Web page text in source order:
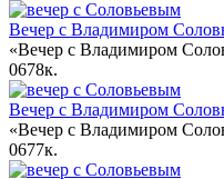
Вечер с Владимиром
«Вечер с Владимиром
0678к.
Вечер с Владимиром
«Вечер с Владимиром
0677к.